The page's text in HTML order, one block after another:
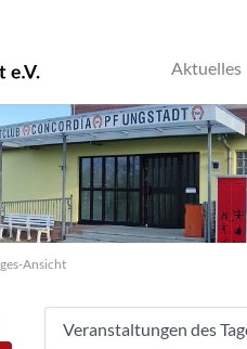
Aktuelles
Ansicht
Veranstaltungen des